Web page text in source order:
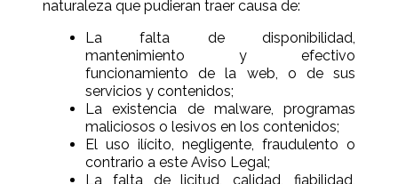
naturaleza que pudieran traer causa de:
La falta de disponibilidad,
mantenimiento y efectivo
funcionamiento de la web, o de sus
servicios y contenidos;
La existencia de malware, programas
maliciosos o lesivos en los contenidos;
El uso ilícito, negligente, fraudulento o
contrario a este Aviso Legal;
La falta de licitud, calidad, fiabilidad,